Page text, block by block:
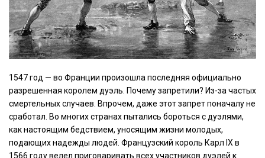
1547 год — во Франции произошла последняя официально
разрешенная королем дуэль. Почему запретили? Из-за частых
смертельных случаев. Впрочем, даже этот запрет поначалу не
сработал. Во многих странах пытались бороться с дуэлями,
как настоящим бедствием, уносящим жизни молодых,
подающих надежды людей. Французский король Карл IX в
1566 году велел приговаривать всех участников дуэлей к